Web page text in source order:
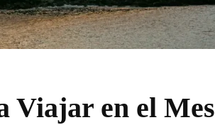
Viajar en el Mes